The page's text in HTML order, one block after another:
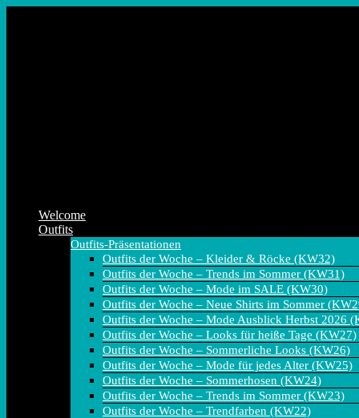
Welcome
Outfits
Outfits-Präsentationen
Outfits der Woche – Kleider & Röcke (KW32)
Outfits der Woche – Trends im Sommer (KW31)
Outfits der Woche – Mode im SALE (KW30)
Outfits der Woche – Neue Shirts im Sommer
Outfits der Woche – Mode Ausblick Herbst 2026
Outfits der Woche – Looks für heiße Tage (KW27)
Outfits der Woche – Sommerliche Looks (KW26)
Outfits der Woche – Mode für jedes Alter (KW25)
Outfits der Woche – Sommerhosen (KW24)
Outfits der Woche – Trends im Sommer (KW23)
Outfits der Woche – Trendfarben (KW22)